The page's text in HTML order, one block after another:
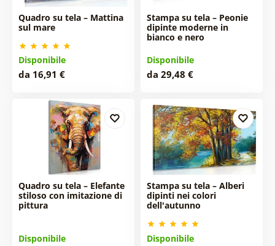
Quadro su tela – Mattina
sul mare
Disponibile
da 16,91 €
Stampa su tela – Peonie
dipinte moderne in
bianco e nero
Disponibile
da 29,48 €
Quadro su tela – Elefante
stiloso con imitazione di
pittura
Disponibile
Stampa su tela – Alberi
dipinti nei colori
dell'autunno
Disponibile